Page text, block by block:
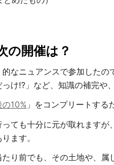
の開催は？
的なニュアンスで参加した
け!?」など、知識の補完や
の10% 」をコンプリートする
ても十分に元が取れます
ます。
たり前でも、その土地や、